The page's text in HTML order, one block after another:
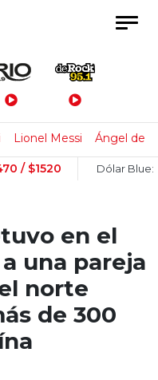
Lionel Messi Ángel de
Dólar Blue:
en el
una pareja
norte
de 300